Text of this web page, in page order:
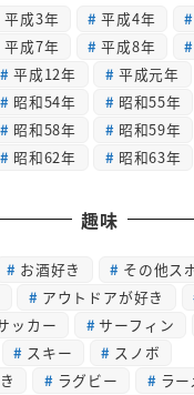
平成3年 平成4年
平成7年 平成8年
平成12年 平成元年
昭和54年 昭和55年
昭和58年 昭和59年
昭和62年 昭和63年
趣味
お酒好き
その他ス
アウトドアが好き
ッカー サーフィン
スキー
スノボ
ラグビー
ラー